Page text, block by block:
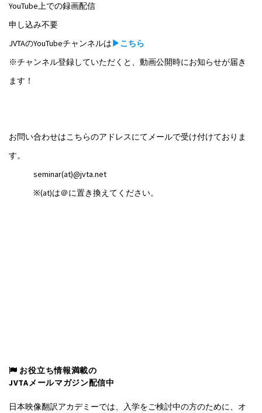
YouTube上での録画配信
申し込み不要
JVTAのYouTubeチャンネルは▶こちら
※チャンネル登録していただくと、動画公開時にお知らせが届き
ます！
お問い合わせはこちらのアドレスにてメールで受け付けておりま
す。
seminar(at)@jvta.net
※(at)は＠に置き換えてください。
お役立ち情報満載の
JVTAメールマガジン配信中
日本映像翻訳アカデミーでは、入学をご検討中の方のために、オ